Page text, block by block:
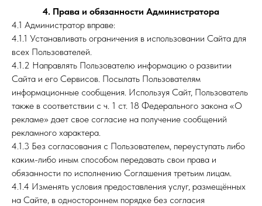
4. Права и обязанности Администратора
4.1 Администратор вправе:
4.1.1 Устанавливать ограничения в использовании Сайта для
всех Пользователей.
4.1.2 Направлять Пользователю информацию о развитии
Сайта и его Сервисов. Посылать Пользователям
информационные сообщения. Используя Сайт, Пользователь
также в соответствии с ч. 1 ст. 18 Федерального закона «О
рекламе» дает свое согласие на получение сообщений
рекламного характера.
4.1.3 Без согласования с Пользователем, переуступать либо
каким-либо иным способом передавать свои права и
обязанности по исполнению Соглашения третьим лицам.
4.1.4 Изменять условия предоставления услуг, размещённых
на Сайте, в одностороннем порядке без согласия